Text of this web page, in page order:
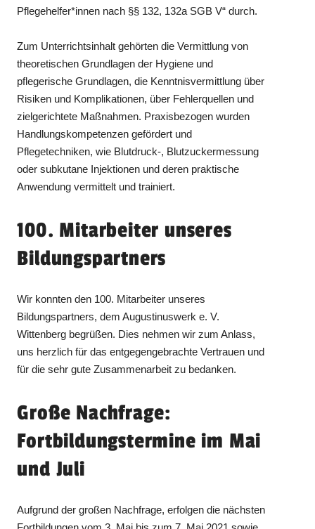
Pflegehelfer*innen nach §§ 132, 132a SGB V“ durch.
Zum Unterrichtsinhalt gehörten die Vermittlung von
theoretischen Grundlagen der Hygiene und
pflegerische Grundlagen, die Kenntnisvermittlung über
Risiken und Komplikationen, über Fehlerquellen und
zielgerichtete Maßnahmen. Praxisbezogen wurden
Handlungskompetenzen gefördert und
Pflegetechniken, wie Blutdruck-, Blutzuckermessung
oder subkutane Injektionen und deren praktische
Anwendung vermittelt und trainiert.
100. Mitarbeiter unseres
Bildungspartners
Wir konnten den 100. Mitarbeiter unseres
Bildungspartners, dem Augustinuswerk e. V.
Wittenberg begrüßen. Dies nehmen wir zum Anlass,
uns herzlich für das entgegengebrachte Vertrauen und
für die sehr gute Zusammenarbeit zu bedanken.
Große Nachfrage:
Fortbildungstermine im Mai
und Juli
Aufgrund der großen Nachfrage, erfolgen die nächsten